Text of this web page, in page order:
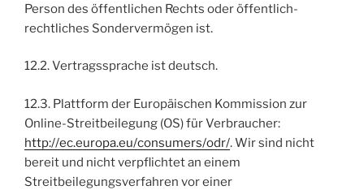
Person des öffentlichen Rechts oder öffentlich-
rechtliches Sondervermögen ist.
12.2. Vertragssprache ist deutsch.
12.3. Plattform der Europäischen Kommission zur
Online-Streitbeilegung (OS) für Verbraucher:
http://ec.europa.eu/consumers/odr/. Wir sind nicht
bereit und nicht verpflichtet an einem
Streitbeilegungsverfahren vor einer